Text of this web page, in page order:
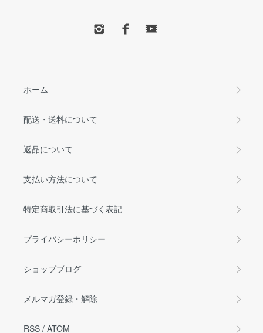
ホーム
配送・送料について
返品について
支払い方法について
特定商取引法に基づく表記
プライバシーポリシー
ショップブログ
メルマガ登録・解除
RSS / ATOM